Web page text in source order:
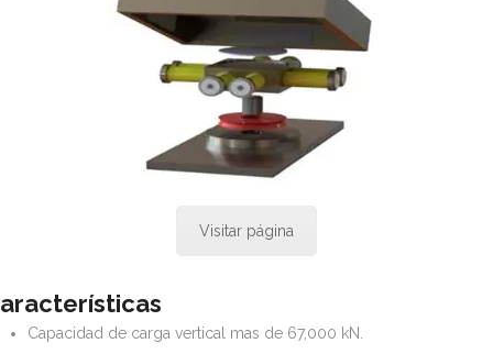
Visitar página
Capacidad de carga vertical mas de 67,000 kN.